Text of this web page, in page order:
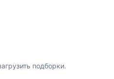
подборки.